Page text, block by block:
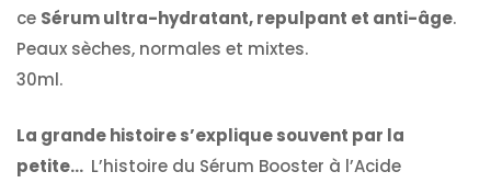
ce Sérum ultra-hydratant, repulpant et anti-âge.
Peaux sèches, normales et mixtes.
30ml.
La grande histoire s’explique souvent par la
petite… L’histoire du Sérum Booster à l’Acide